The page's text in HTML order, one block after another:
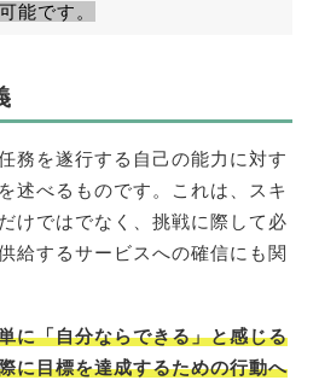
能です。
務を遂行する自己の能力に対す
述べるものです。これは、スキ
けではでなく、挑戦に際して必
給するサービスへの確信にも関
に「自分ならできる」と感じる
に目標を達成するための行動へ